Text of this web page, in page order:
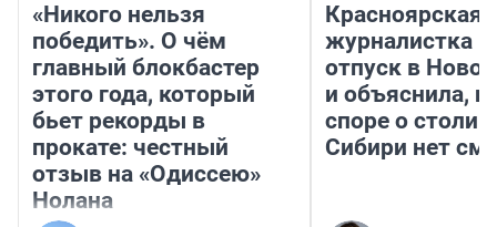
«Никого нельзя
победить». О чём
главный блокбастер
этого года, который
бьет рекорды в
прокате: честный
отзыв на «Одиссею»
Нолана
Красноярская
журналистка
отпуск в
и объяснила,
споре о
Сибири нет